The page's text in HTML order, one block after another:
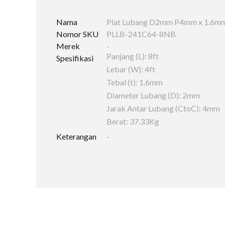
Nama
Plat Lubang D2mm P4mm x
Nomor SKU
PLLB-241C64-8NB
Merek
-
Spesifikasi
Panjang (L): 8ft
Lebar (W): 4ft
Tebal (t): 1.6mm
Diameter Lubang (D): 2mm
Jarak Antar Lubang (CtoC): 4mm
Berat: 37.33Kg
Keterangan
-